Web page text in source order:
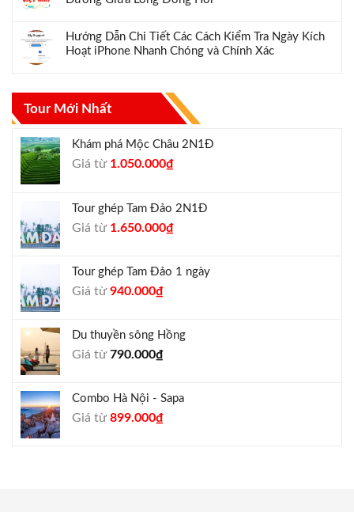
Hướng Dẫn Chi Tiết Các Cách Kiểm Tra Ngày Kích
Hoạt iPhone Nhanh Chóng và Chính Xác
Tour Mới Nhất
Khám phá Mộc Châu 2N1Đ
Giá từ Giá
1.300.000₫.
1.050.000₫Giá
là:
Tour ghép Tam Đảo 2N1Đ
Giá từ Giá
1.800.000₫.
1.650.000₫Giá
là:
Tour ghép Tam Đảo 1 ngày
Giá từGiá
1.000.000₫.
940.000₫Giá
là:
Du thuyền sông Hồng
Giá từ790.000₫
Combo Hà Nội - Sapa
Giá từGiá
899.000₫Giá